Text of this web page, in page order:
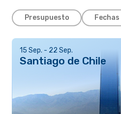
Presupuesto Fechas
15 Sep. - 22 Sep.
Santiago de Chile